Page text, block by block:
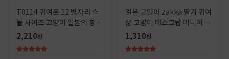
T0114 귀여운 12 별자리 스
몰 사이즈 고양이 일본의 창조
적 인 만화 스타일 홈 책상 수
지 장식품
2,210원
일본 고양이 zakka 딸기 귀여
운 고양이 데스크탑 미니어처
수지 유행 작은 장식품 블라인
드 박스 DRY 생일 선물
1,310원